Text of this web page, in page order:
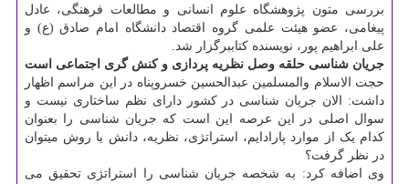
بررسی متون پژوهشگاه علوم انسانی و مطالعات فرهنگی، عادل
پیغامی، عضو هیئت علمی گروه اقتصاد دانشگاه امام صادق (ع) و
علی ابراهیم پور، نویسنده کتاببرگزار شد.
جریان شناسی حلقه وصل نظریه پردازی و کنش گری اجتماعی است
حجت الاسلام والمسلمین عبدالحسین خسروپناه در این مراسم اظهار
داشت: الان جریان شناسی در کشور دارای نظم ساختاری نیست و
سوال اصلی در این عرصه این است که جریان شناسی را بعنوان
کدام یک از موارد پارادایم، استراتژی، نظریه، دانش یا روش میتوان
در نظر گرفت؟
وی اضافه کرد: به شخصه جریان شناسی را استراتژی تحقیق می